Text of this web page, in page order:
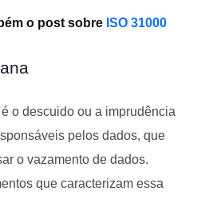
o post sobre ISO 31000
o descuido ou a imprudência
pelos dados, que
o vazamento de dados.
que caracterizam essa